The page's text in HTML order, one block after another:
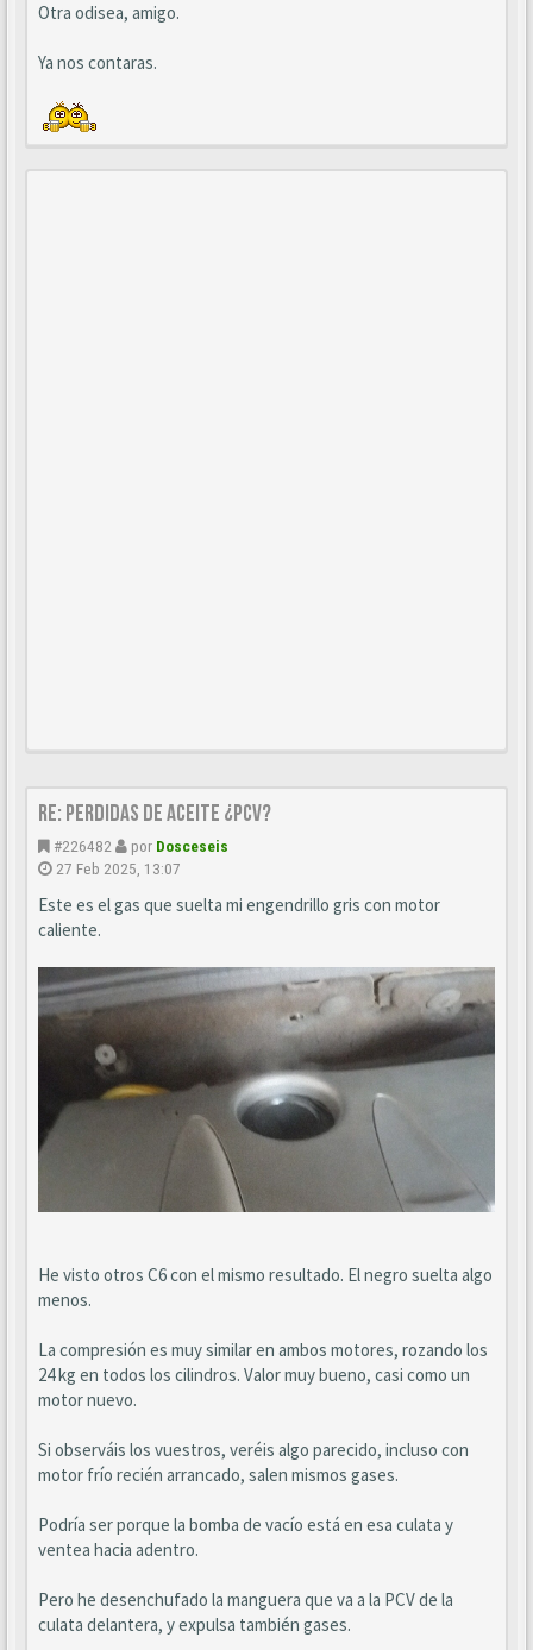
Otra odisea, amigo.
Ya nos contaras.
Re: perdidas de aceite ¿pcv?
#226482 por Dosceseis
27 Feb 2025, 13:07
Este es el gas que suelta mi engendrillo gris con motor
caliente.
He visto otros C6 con el mismo resultado. El negro suelta algo
menos.
La compresión es muy similar en ambos motores, rozando los
24 kg en todos los cilindros. Valor muy bueno, casi como un
motor nuevo.
Si observáis los vuestros, veréis algo parecido, incluso con
motor frío recién arrancado, salen mismos gases.
Podría ser porque la bomba de vacío está en esa culata y
ventea hacia adentro.
Pero he desenchufado la manguera que va a la PCV de la
culata delantera, y expulsa también gases.